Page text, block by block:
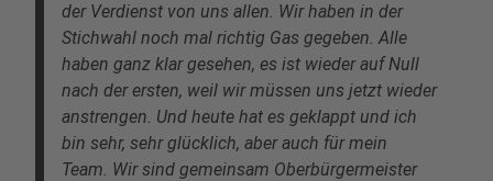
der Verdienst von uns allen. Wir haben in der
Stichwahl noch mal richtig Gas gegeben. Alle
haben ganz klar gesehen, es ist wieder auf Null
nach der ersten, weil wir müssen uns jetzt wieder
anstrengen. Und heute hat es geklappt und ich
bin sehr, sehr glücklich, aber auch für mein
Team. Wir sind gemeinsam Oberbürgermeister